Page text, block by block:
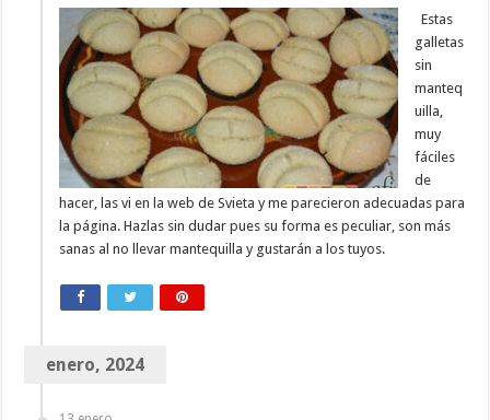
Estas
galletas
sin
manteq
uilla,
muy
fáciles
de
hacer, las vi en la web de Svieta y me parecieron adecuadas para
la página. Hazlas sin dudar pues su forma es peculiar, son más
sanas al no llevar mantequilla y gustarán a los tuyos.
enero, 2024